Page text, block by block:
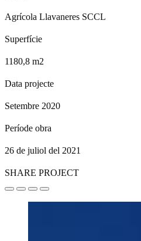
Agrícola Llavaneres SCCL
Superfície
1180,8 m2
Data projecte
Setembre 2020
Període obra
26 de juliol del 2021
SHARE PROJECT